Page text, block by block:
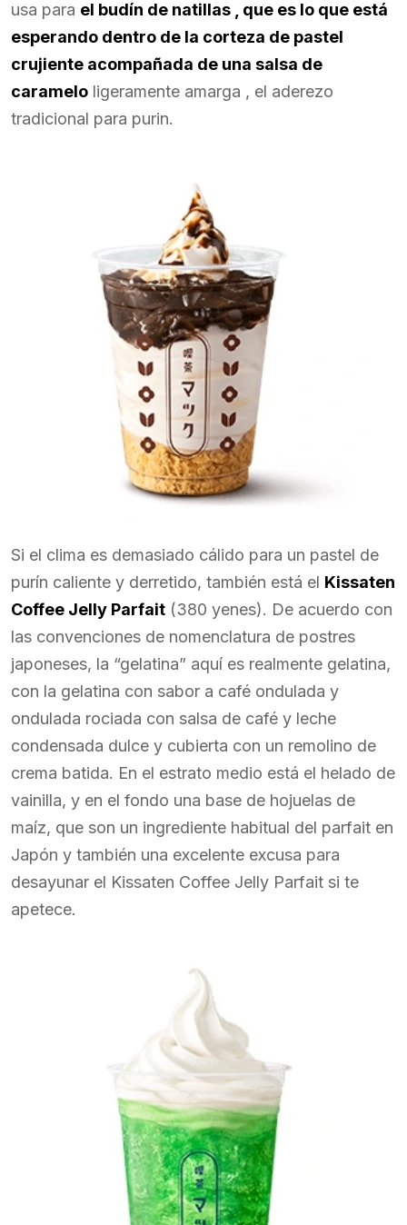
usa para el budín de natillas , que es lo que está
esperando dentro de la corteza de pastel
crujiente acompañada de una salsa de
caramelo ligeramente amarga , el aderezo
tradicional para purin.
Si el clima es demasiado cálido para un pastel de
purín caliente y derretido, también está el Kissaten
Coffee Jelly Parfait (380 yenes). De acuerdo con
las convenciones de nomenclatura de postres
japoneses, la “gelatina” aquí es realmente gelatina,
con la gelatina con sabor a café ondulada y
ondulada rociada con salsa de café y leche
condensada dulce y cubierta con un remolino de
crema batida. En el estrato medio está el helado de
vainilla, y en el fondo una base de hojuelas de
maíz, que son un ingrediente habitual del parfait en
Japón y también una excelente excusa para
desayunar el Kissaten Coffee Jelly Parfait si te
apetece.